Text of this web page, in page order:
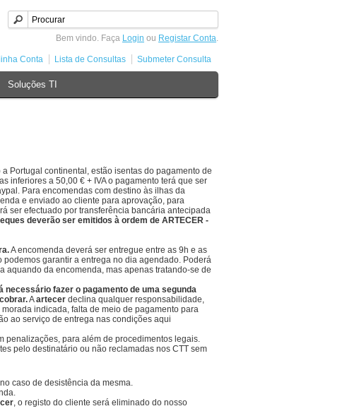
Bem vindo. Faça Login ou Registar Conta.
Conta Lista de Consultas Submeter Consulta
Soluções TI
Portugal continental, estão isentas do pagamento de
inferiores a 50,00 € + IVA o pagamento terá que ser
Para encomendas com destino às ilhas da
e enviado ao cliente para aprovação, para
ser efectuado por transferência bancária antecipada
deverão ser emitidos à ordem de ARTECER -
A encomenda deverá ser entregue entre as 9h e as
garantir a entrega no dia agendado. Poderá
aquando da encomenda, mas apenas tratando-se de
fazer o pagamento de uma segunda
Aartecer declina qualquer responsabilidade,
indicada, falta de meio de pagamento para
ao serviço de entrega nas condições aqui
penalizações, para além de procedimentos legais.
pelo destinatário ou não reclamadas nos CTT sem
caso de desistência da mesma.
, o registo do cliente será eliminado do nosso